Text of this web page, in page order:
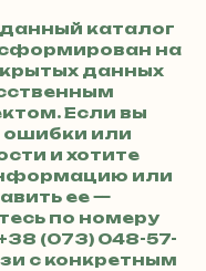
каталог
на
данных
Если вы
или
и хотите
или
ее —
по номеру
(073) 048-57-
с конкретным